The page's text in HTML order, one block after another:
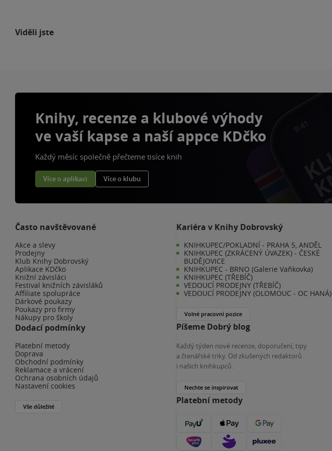
Viděli jste
Knihy, recenze a klubové výhody
ve vaší kapse a naší appce KDčko
Každý měsíc společně přečteme tisíce knih
Více o aplikaci Více o klubu
Často navštěvované
Akce a slevy
Prodejny
Klub Knihy Dobrovský
Aplikace KDčko
Knižní závisláci
Festival knižních závisláků
Affiliate spolupráce
Dárkové poukazy
Poukazy pro firmy
Nákupy pro školy
Dodací podmínky
Platební metody
Doprava
Obchodní podmínky
Reklamace a vrácení
Ochrana osobních údajů
Nastavení cookies
Vše důležité
Kariéra v Knihy Dobrovský
KNIHKUPEC/POKLADNÍ - PRAHA 5, ANDĚL
KNIHKUPEC (ZKRÁCENÝ ÚVAZEK) - ČESKÉ
BUDĚJOVICE
KNIHKUPEC - BRNO (Galerie Vaňkovka)
KNIHKUPEC (TŘEBÍČ)
VEDOUCÍ PRODEJNY (TŘEBÍČ)
VEDOUCÍ PRODEJNY (OLOMOUC - OC HANÁ)
Volné pracovní pozice
Píšeme Dobrý blog
Každý týden nové recenze, doporučení, tipy
a čtenářské triky. Od zkušených redaktorů
i našich knihkupců.
Nechte se inspirovat
Platební metody